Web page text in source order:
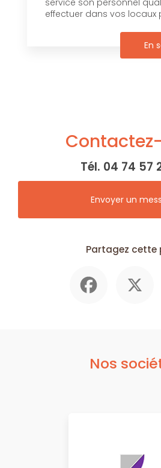
service son personnel
effectuer dans vos locaux
En
Tél. 04 74 57
Envoyer un
Partagez cette
Nos